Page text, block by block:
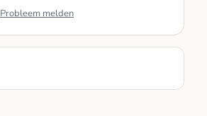
Probleem melden